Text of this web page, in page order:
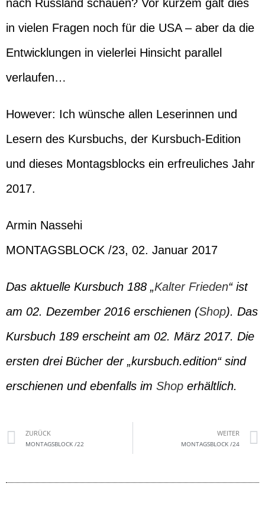
nach Russland schauen? Vor kurzem galt dies
in vielen Fragen noch für die USA – aber da die
Entwicklungen in vielerlei Hinsicht parallel
verlaufen…
However: Ich wünsche allen Leserinnen und
Lesern des Kursbuchs, der Kursbuch-Edition
und dieses Montagsblocks ein erfreuliches Jahr
2017.
Armin Nassehi
MONTAGSBLOCK /23, 02. Januar 2017
Das aktuelle Kursbuch 188 „Kalter Frieden“ ist
am 02. Dezember 2016 erschienen (Shop). Das
Kursbuch 189 erscheint am 02. März 2017. Die
ersten drei Bücher der „kursbuch.edition“ sind
erschienen und ebenfalls im Shop erhältlich.
ZURÜCK
MONTAGSBLOCK /22
WEITER
MONTAGSBLOCK /24